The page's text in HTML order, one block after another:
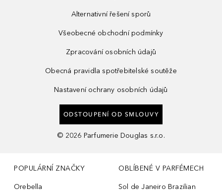
Alternativní řešení sporů
Všeobecné obchodní podmínky
Zpracování osobních údajů
Obecná pravidla spotřebitelské soutěže
Nastavení ochrany osobních údajů
ODSTOUPENÍ OD SMLOUVY
© 2026 Parfumerie Douglas s.r.o.
POPULÁRNÍ ZNAČKY
Orebella
OBLÍBENÉ V PARFÉMECH
Sol de Janeiro Brazilian